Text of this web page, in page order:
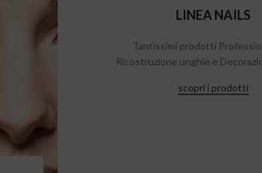
LINEA NAILS
Tantissimi prodotti
Ricostruzione unghie e
scopri i prodotti